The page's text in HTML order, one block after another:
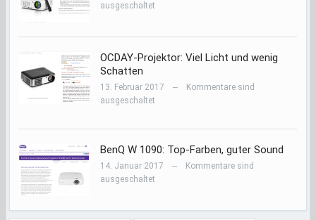
ausgeschaltet
OCDAY-Projektor: Viel Licht und wenig
Schatten
13. Februar 2017 —
Kommentare sind
ausgeschaltet
BenQ W 1090: Top-Farben, guter Sound
14. Januar 2017 —
Kommentare sind
ausgeschaltet